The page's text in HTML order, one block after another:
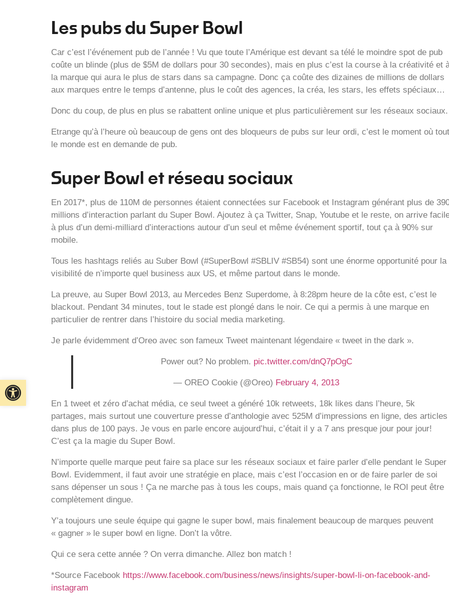
Les pubs du Super Bowl
Car c’est l’événement pub de l’année ! Vu que toute l’Amérique est devant sa télé le moindre spot de pub
coûte un blinde (plus de $5M de dollars pour 30 secondes), mais en plus c’est la course à la créativité et
la marque qui aura le plus de stars dans sa campagne. Donc ça coûte des dizaines de millions de dollars
aux marques entre le temps d’antenne, plus le coût des agences, la créa, les stars, les effets spéciaux…
Donc du coup, de plus en plus se rabattent online unique et plus particulièrement sur les réseaux sociaux.
Etrange qu’à l’heure où beaucoup de gens ont des bloqueurs de pubs sur leur ordi, c’est le moment où tout
le monde est en demande de pub.
Super Bowl et réseau sociaux
En 2017*, plus de 110M de personnes étaient connectées sur Facebook et Instagram générant plus de
millions d’interaction parlant du Super Bowl. Ajoutez à ça Twitter, Snap, Youtube et le reste, on arrive
à plus d’un demi-milliard d’interactions autour d’un seul et même événement sportif, tout ça à 90% sur
mobile.
Tous les hashtags reliés au Suber Bowl (#SuperBowl #SBLIV #SB54) sont une énorme opportunité pour la
visibilité de n’importe quel business aux US, et même partout dans le monde.
La preuve, au Super Bowl 2013, au Mercedes Benz Superdome, à 8:28pm heure de la côte est, c’est le
blackout. Pendant 34 minutes, tout le stade est plongé dans le noir. Ce qui a permis à une marque en
particulier de rentrer dans l’histoire du social media marketing.
Je parle évidemment d’Oreo avec son fameux Tweet maintenant légendaire « tweet in the dark ».
Power out? No problem. pic.twitter.com/dnQ7pOgC
— OREO Cookie (@Oreo) February 4, 2013
En 1 tweet et zéro d’achat média, ce seul tweet a généré 10k retweets, 18k likes dans l’heure, 5k
partages, mais surtout une couverture presse d’anthologie avec 525M d’impressions en ligne, des articles
dans plus de 100 pays. Je vous en parle encore aujourd’hui, c’était il y a 7 ans presque jour pour jour!
C’est ça la magie du Super Bowl.
N’importe quelle marque peut faire sa place sur les réseaux sociaux et faire parler d’elle pendant le Super
Bowl. Evidemment, il faut avoir une stratégie en place, mais c’est l’occasion en or de faire parler de soi
sans dépenser un sous ! Ça ne marche pas à tous les coups, mais quand ça fonctionne, le ROI peut être
complètement dingue.
Y’a toujours une seule équipe qui gagne le super bowl, mais finalement beaucoup de marques peuvent
« gagner » le super bowl en ligne. Don’t la vôtre.
Qui ce sera cette année ? On verra dimanche. Allez bon match !
*Source Facebook https://www.facebook.com/business/news/insights/super-bowl-li-on-facebook-and-
instagram
Ouvrir la barre d’outils